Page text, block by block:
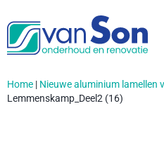
Home | Nieuwe aluminium lamellen
Lemmenskamp_Deel2 (16)